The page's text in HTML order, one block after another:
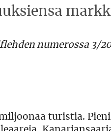
numerossa 3/
turistia.